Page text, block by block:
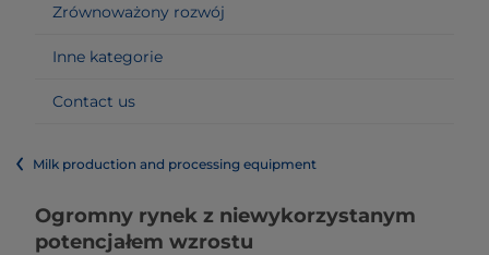
Zrównoważony rozwój
Inne kategorie
Contact us
Milk production and processing equipment
Ogromny rynek z niewykorzystanym
potencjałem wzrostu​​